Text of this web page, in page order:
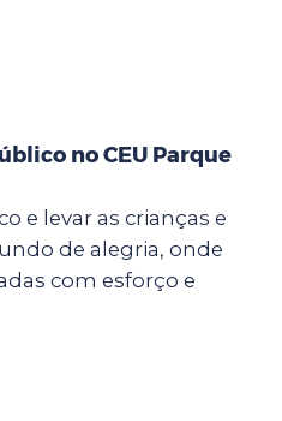
no CEU Parque
e levar as crianças e
de alegria, onde
com esforço e